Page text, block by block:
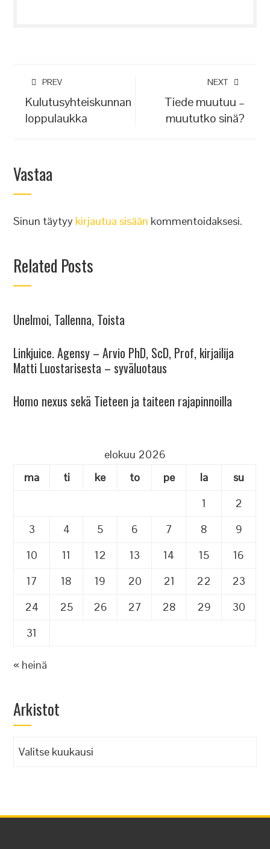
PREV
Kulutusyhteiskunnan
loppulaukka
NEXT
Tiede muutuu –
muututko sinä?
Vastaa
Sinun täytyy kirjautua sisään kommentoidaksesi.
Related Posts
Unelmoi, Tallenna, Toista
Linkjuice. Agensy – Arvio PhD, ScD, Prof, kirjailija
Matti Luostarisesta – syväluotaus
Homo nexus sekä Tieteen ja taiteen rajapinnoilla
elokuu 2026
ma
ti ke to pe la
su
1
2
3
4 5 6 7 8
9
10
11 12 13 14 15
16
17
18 19 20 21 22
23
24
25 26 27 28 29
30
31
« heinä
Arkistot
Arkistot